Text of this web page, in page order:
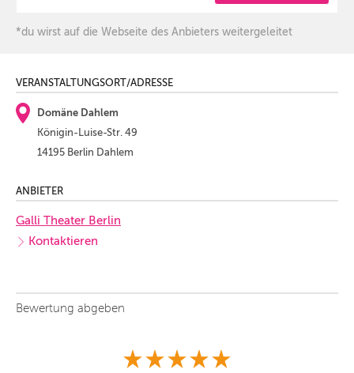
*du wirst auf die Webseite des Anbieters weitergeleitet
VERANSTALTUNGSORT/ADRESSE
Domäne Dahlem
Königin-Luise-Str. 49
14195 Berlin Dahlem
ANBIETER
Galli Theater Berlin
Kontaktieren
Bewertung abgeben